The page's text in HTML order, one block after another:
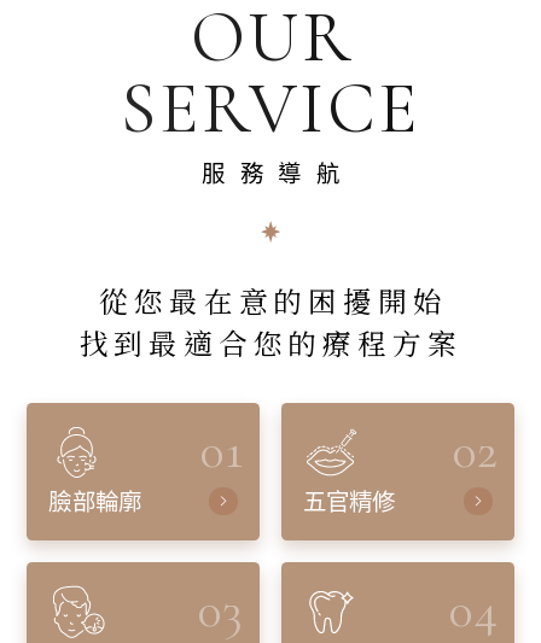
OUR
SERVICE
服務導航
從您最在意的困擾開始
找到最適合您的療程方案
01
臉部輪廓
02
五官精修
03 04